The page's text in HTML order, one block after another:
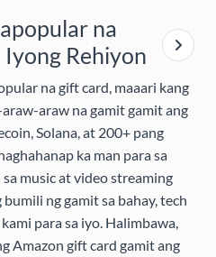
na
Rehiyon
na gift card, maaari kang
araw na gamit gamit ang
Solana, at 200+ pang
ka man para sa
music at video streaming
ng gamit sa bahay, tech
para sa iyo. Halimbawa,
Amazon gift card gamit ang